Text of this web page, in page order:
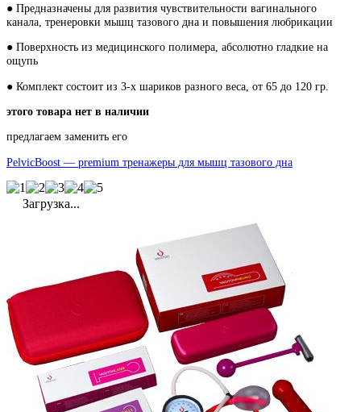
● Предназначены для развития чувствительности вагинального
канала, тренеровки мышц тазового дна и повышения любрикации
● Поверхность из медицинского полимера, абсолютно гладкие на
ощупь
● Комплект состоит из 3-x шариков разного веса, от 65 до 120 гр.
этого товара нет в наличии
предлагаем заменить его
PelvicBoost — premium тренажеры для мышц тазового дна
Загрузка...